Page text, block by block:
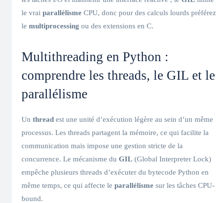
le vrai parallélisme CPU, donc pour des calculs lourds préférez
le multiprocessing ou des extensions en C.
Multithreading en Python :
comprendre les threads, le GIL et le
parallélisme
Un thread est une unité d’exécution légère au sein d’un même
processus. Les threads partagent la mémoire, ce qui facilite la
communication mais impose une gestion stricte de la
concurrence. Le mécanisme du GIL (Global Interpreter Lock)
empêche plusieurs threads d’exécuter du bytecode Python en
même temps, ce qui affecte le parallélisme sur les tâches CPU-
bound.